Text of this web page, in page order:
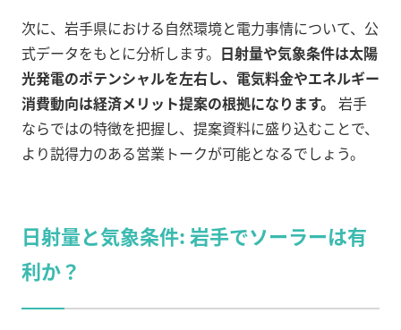
次に、岩手県における自然環境と電力事情について、公
式データをもとに分析します。 日射量や気象条件は太陽
光発電のポテンシャルを左右し、電気料金やエネルギー
消費動向は経済メリット提案の根拠になります。 岩手
ならではの特徴を把握し、提案資料に盛り込むことで、
より説得力のある営業トークが可能となるでしょう。
日射量と気象条件: 岩手でソーラーは有
利か？